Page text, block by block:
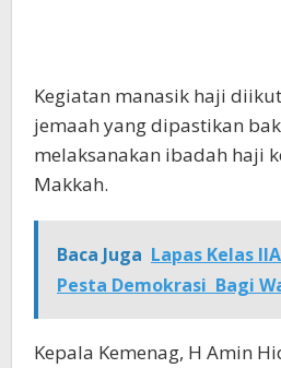
Kegiatan manasik haji
jemaah yang dipastikan
melaksanakan ibadah haji
Makkah.
Baca Juga Lapas Kelas
Pesta Demokrasi Bagi
Kepala Kemenag, H Amin